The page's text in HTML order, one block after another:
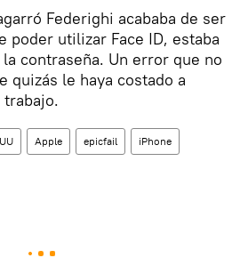
Federighi acababa de ser
poder utilizar Face ID, estaba
contraseña. Un error que no
quizás le haya costado a
Apple epicfail iPhone